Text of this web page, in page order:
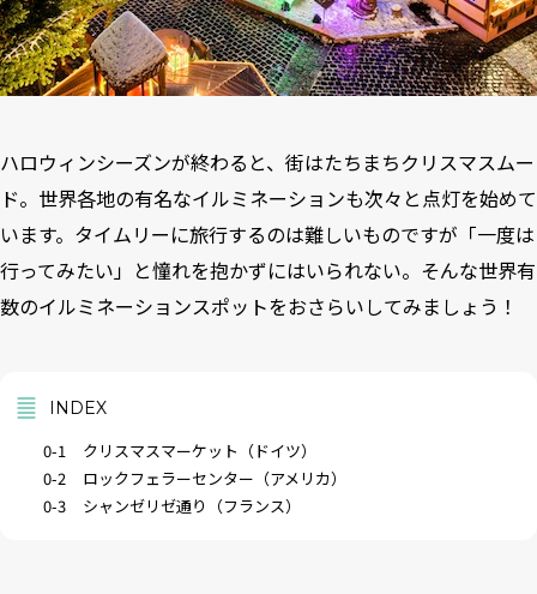
ハロウィンシーズンが終わると、街はたちまちクリスマスムー
ド。世界各地の有名なイルミネーションも次々と点灯を始めて
います。タイムリーに旅行するのは難しいものですが「一度は
行ってみたい」と憧れを抱かずにはいられない。そんな世界有
数のイルミネーションスポットをおさらいしてみましょう！
INDEX
0-1
クリスマスマーケット（ドイツ）
0-2
ロックフェラーセンター（アメリカ）
0-3
シャンゼリゼ通り（フランス）